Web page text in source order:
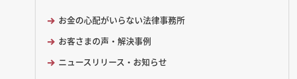
お金の心配がいらない法律事務所
お客さまの声・解決事例
ニュースリリース・お知らせ